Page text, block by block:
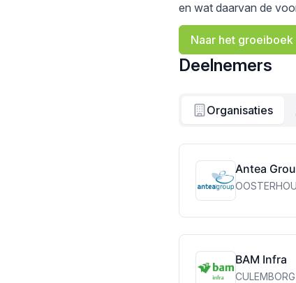
en wat daarvan de
Naar het groeiboek
Deelnemers
Organisaties
Antea
BAM Infra
CULEMBORG